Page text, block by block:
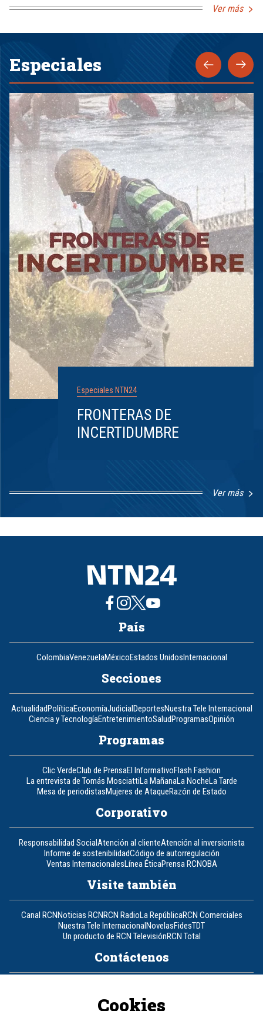
Ver más
Especiales
Especiales NTN24
FRONTERAS DE
INCERTIDUMBRE
Ver más
8
País
ColombiaVenezuelaMéxicoEstados UnidosInternacional
Secciones
ActualidadPolíticaEconomíaJudicialDeportesNuestra Tele Internacional
Ciencia y TecnologíaEntretenimientoSaludProgramasOpinión
Programas
Clic VerdeClub de PrensaEl InformativoFlash Fashion
La entrevista de Tomás MosciattiLa MañanaLa NocheLa Tarde
Mesa de periodistasMujeres de AtaqueRazón de Estado
Corporativo
Responsabilidad SocialAtención al clienteAtención al inversionista
Informe de sostenibilidadCódigo de autorregulación
Ventas InternacionalesLínea ÉticaPrensa RCNOBA
Visite también
Canal RCNNoticias RCNRCN RadioLa RepúblicaRCN Comerciales
Nuestra Tele InternacionalNovelasFidesTDT
Un producto de RCN TelevisiónRCN Total
Contáctenos
Cookies